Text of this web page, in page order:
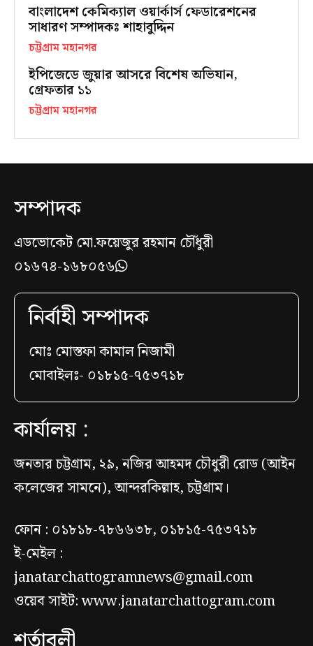
বাংলাদেশ কেমিক্যাল ওয়ার্কার্স ফেডারেশনের
সাধারণ সম্পাদকঃ শাহাবুদ্দিন
চট্টগ্রাম মহানগর
ইপিজেডে জুয়ার আসরে বিশেষ অভিযান,
গ্রেফতার ১১
চট্টগ্রাম মহানগর
সম্পাদক
এডভোকেট মো.ফয়েজুর রহমান চৌঁধুরী
০১৬৭৪-১৬৮০৫৬
নির্বাহী সম্পাদক
মোঃ মোস্তফা কামাল নিজামী
মোবাইলঃ- ০১৮১৫-৭৫৩৭১৮
কার্যালয় :
জনতার চট্টগ্রাম, ২৯, নজির আহমদ চৌধুরী রোড (আইন
কলেজের সামনে), আন্দরকিল্লাহ, চট্টগ্রাম।
ফোন : ০১৮১৮-৭৮৬৬৩৮, ০১৮১৫-৭৫৩৭১৮
ই-মেইল :
janatarchattogramnews@gmail.com
ওয়েব সাইট: www.janatarchattogram.com